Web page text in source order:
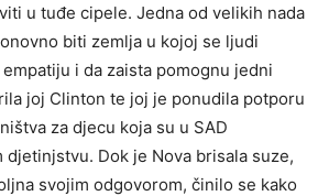
u tuđe cipele. Jedna od velikih nada
biti zemlja u kojoj se ljudi
i da zaista pomognu jedni
joj Clinton te joj je ponudila potporu
za djecu koja su u SAD
djetinjstvu. Dok je Nova brisala suze,
svojim odgovorom, činilo se kako